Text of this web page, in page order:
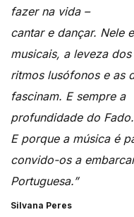
fazer na vida –
cantar e dançar. Nele
musicais, a leveza dos
ritmos lusófonos e as
fascinam. E sempre a
profundidade do
E porque a música é
convido-os a
Portuguesa.”
Silvana Peres